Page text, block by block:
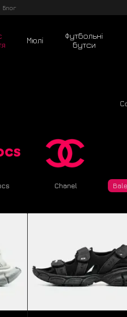
Блог
Мюлі
Футбольні
бутси
Chanel